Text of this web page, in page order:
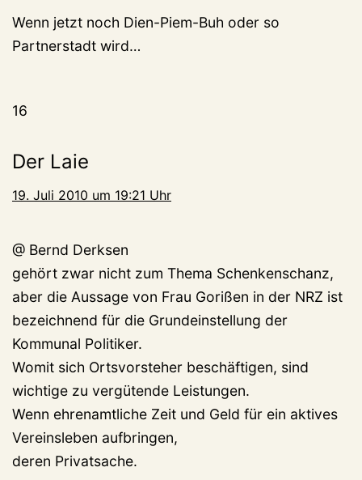
Wenn jetzt noch Dien-Piem-Buh oder so
Partnerstadt wird…
16
Der Laie
19. Juli 2010 um 19:21 Uhr
@ Bernd Derksen
gehört zwar nicht zum Thema Schenkenschanz,
aber die Aussage von Frau Gorißen in der NRZ ist
bezeichnend für die Grundeinstellung der
Kommunal Politiker.
Womit sich Ortsvorsteher beschäftigen, sind
wichtige zu vergütende Leistungen.
Wenn ehrenamtliche Zeit und Geld für ein aktives
Vereinsleben aufbringen,
deren Privatsache.